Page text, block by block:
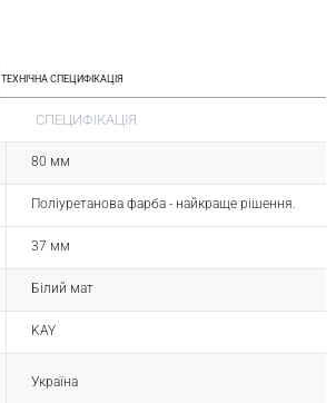
ТЕХНІЧНА СПЕЦИФІКАЦІЯ
СПЕЦИФІКАЦІЯ
80 мм
Поліуретанова фарба - найкраще рішення.
37 мм
Білий мат
KAY
Україна